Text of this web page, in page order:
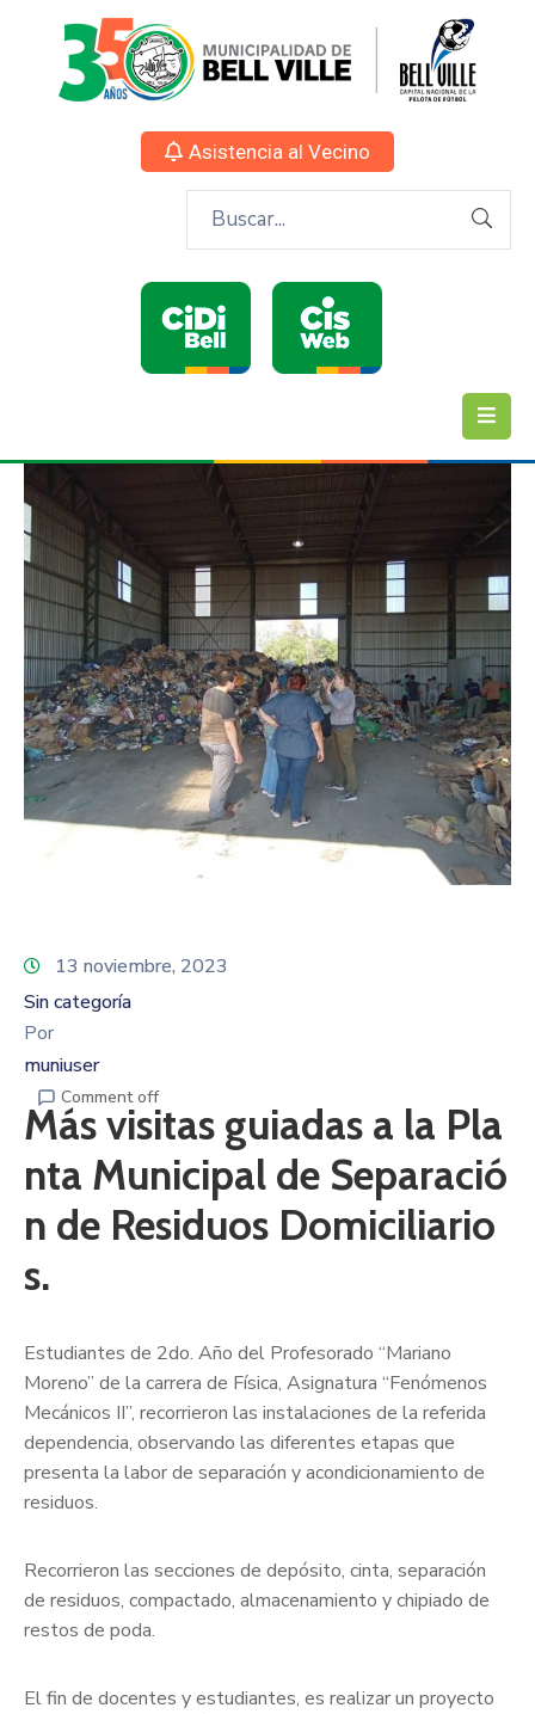
Asistencia al Vecino
13 noviembre, 2023
Sin categoría
Por
muniuser
Comment off
Más visitas guiadas a la Pla
nta Municipal de Separació
n de Residuos Domiciliario
s.
Estudiantes de 2do. Año del Profesorado “Mariano
Moreno” de la carrera de Física, Asignatura “Fenómenos
Mecánicos II”, recorrieron las instalaciones de la referida
dependencia, observando las diferentes etapas que
presenta la labor de separación y acondicionamiento de
residuos.
Recorrieron las secciones de depósito, cinta, separación
de residuos, compactado, almacenamiento y chipiado de
restos de poda.
El fin de docentes y estudiantes, es realizar un proyecto